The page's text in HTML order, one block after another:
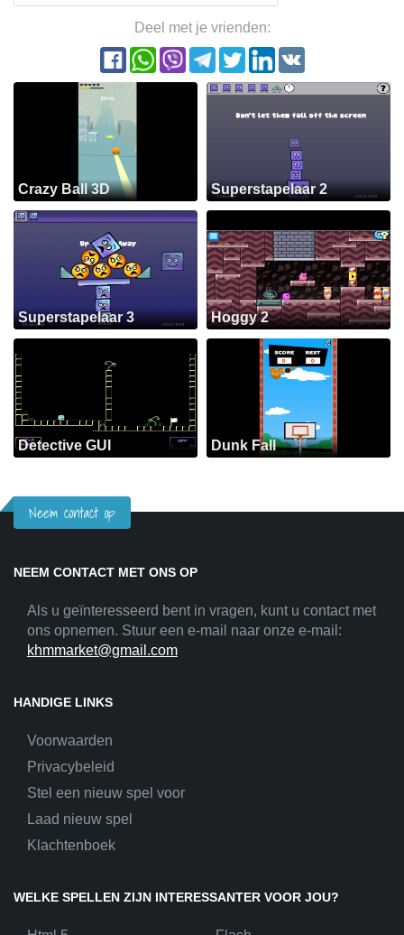
Deel met je vrienden:
Crazy Ball 3D Superstapelaar 2
Superstapelaar 3 Hoggy 2
Detective GUI Dunk Fall
Neem contact op
NEEM CONTACT MET ONS OP
Als u geïnteresseerd bent in vragen, kunt u contact met
ons opnemen. Stuur een e-mail naar onze e-mail:
khmmarket@gmail.com
HANDIGE LINKS
Voorwaarden
Privacybeleid
Stel een nieuw spel voor
Laad nieuw spel
Klachtenboek
WELKE SPELLEN ZIJN INTERESSANTER VOOR JOU?